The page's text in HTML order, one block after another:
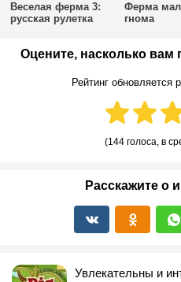
Увлекательны и
Веселая ферма 3:
русская рулетка
Ферма
гнома
Оцените, насколько вам
Рейтинг обновляется
(144 голоса, в
Расскажите о